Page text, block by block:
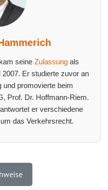
seine Zulassung als
Er studierte zuvor an
und promovierte beim
Prof. Dr. Hoffmann-Riem.
er verschiedene
das Verkehrsrecht.